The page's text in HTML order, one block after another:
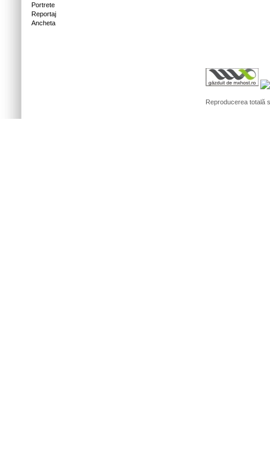
Portrete
Reportaj
Ancheta
Reproducerea totală